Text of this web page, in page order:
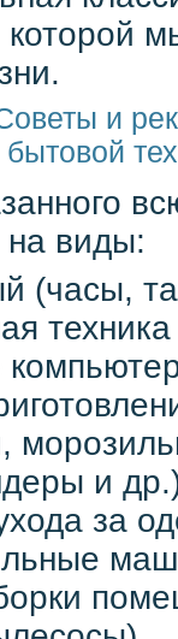
и
бытовой
на виды:
(часы,
и
за